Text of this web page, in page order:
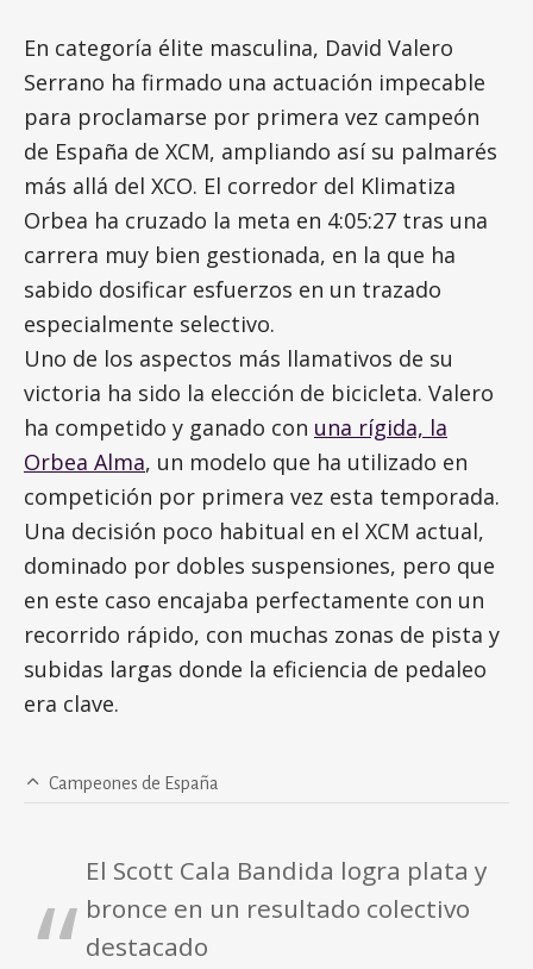
En categoría élite masculina, David Valero
Serrano ha firmado una actuación impecable
para proclamarse por primera vez campeón
de España de XCM, ampliando así su palmarés
más allá del XCO. El corredor del Klimatiza
Orbea ha cruzado la meta en 4:05:27 tras una
carrera muy bien gestionada, en la que ha
sabido dosificar esfuerzos en un trazado
especialmente selectivo.
Uno de los aspectos más llamativos de su
victoria ha sido la elección de bicicleta. Valero
ha competido y ganado con una rígida, la
Orbea Alma, un modelo que ha utilizado en
competición por primera vez esta temporada.
Una decisión poco habitual en el XCM actual,
dominado por dobles suspensiones, pero que
en este caso encajaba perfectamente con un
recorrido rápido, con muchas zonas de pista y
subidas largas donde la eficiencia de pedaleo
era clave.
Campeones de España
El Scott Cala Bandida logra plata y
bronce en un resultado colectivo
destacado